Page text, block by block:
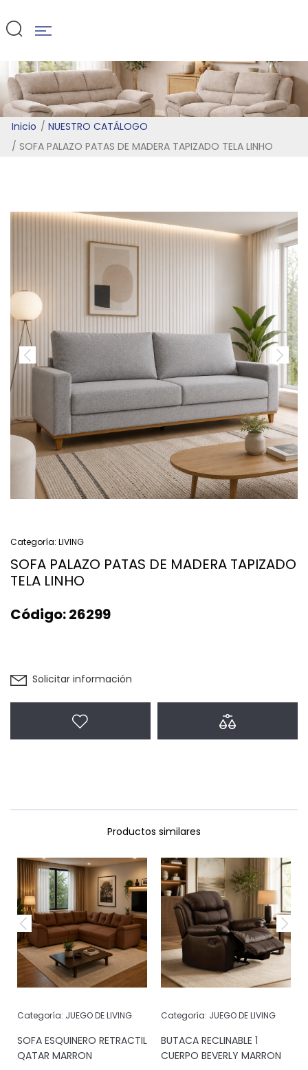
TELA LINHO
Inicio
NUESTRO CATÁLOGO
SOFA PALAZO PATAS DE MADERA TAPIZADO TELA LINHO
Categoría: LIVING
SOFA PALAZO PATAS DE MADERA TAPIZADO
TELA LINHO
Código:26299
Solicitar información
Productos similares
Categoría: JUEGO DE LIVING
SOFA ESQUINERO RETRACTIL
QATAR MARRON
Categoría: JUEGO DE LIVING
BUTACA RECLINABLE 1
CUERPO BEVERLY MARRON